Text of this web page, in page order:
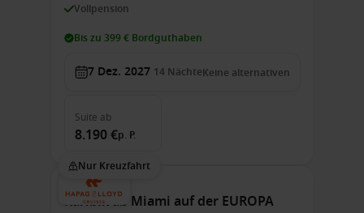
Vollpension
Bis zu 399 € Bordguthaben
7 Dez. 2027 14 NächteKeine alternativen
Suite ab
8.190 €p. P.
Nur Kreuzfahrt
Karibik ab Miami auf der EUROPA